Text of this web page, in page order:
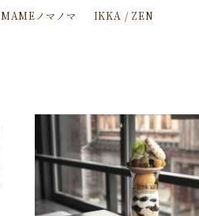
MAMEノマノマ IKKA / ZEN